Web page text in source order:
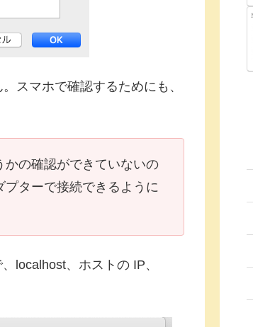
スマホで確認するためにも、
の確認ができていないの
ターで接続できるように
localhost、ホストの IP、